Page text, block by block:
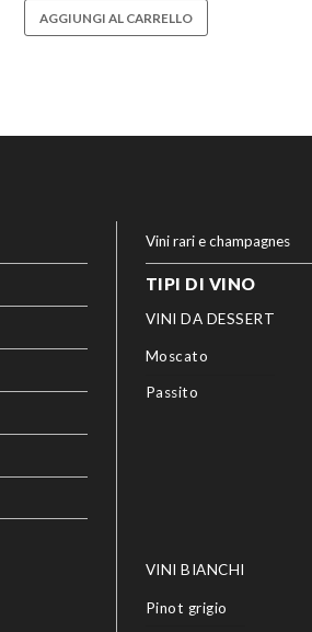
AGGIUNGI AL CARRELLO
Vini rari e champagnes
TIPI DI VINO
VINI DA DESSERT
Moscato
Passito
VINI BIANCHI
Pinot grigio